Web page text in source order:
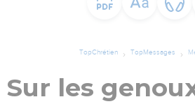
TopChrétien TopMessages
Sur les